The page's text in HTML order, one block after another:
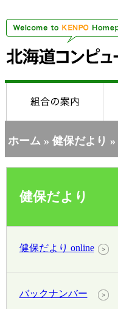
ホーム» 健保だより »
健保だより
健保だより online
バックナンバー